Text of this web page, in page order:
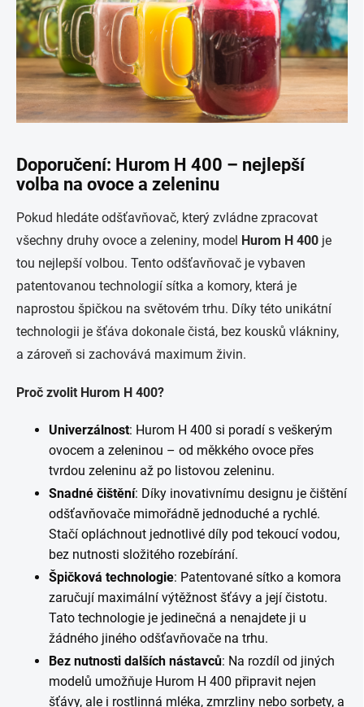
Doporučení: Hurom H 400 – nejlepší
volba na ovoce a zeleninu
Pokud hledáte odšťavňovač, který zvládne zpracovat
všechny druhy ovoce a zeleniny, model Hurom H 400 je
tou nejlepší volbou. Tento odšťavňovač je vybaven
patentovanou technologií sítka a komory, která je
naprostou špičkou na světovém trhu. Díky této unikátní
technologii je šťáva dokonale čistá, bez kousků vlákniny,
a zároveň si zachovává maximum živin.
Proč zvolit Hurom H 400?
Univerzálnost: Hurom H 400 si poradí s veškerým
ovocem a zeleninou – od měkkého ovoce přes
tvrdou zeleninu až po listovou zeleninu.
Snadné čištění: Díky inovativnímu designu je čištění
odšťavňovače mimořádně jednoduché a rychlé.
Stačí opláchnout jednotlivé díly pod tekoucí vodou,
bez nutnosti složitého rozebírání.
Špičková technologie: Patentované sítko a komora
zaručují maximální výtěžnost šťávy a její čistotu.
Tato technologie je jedinečná a nenajdete ji u
žádného jiného odšťavňovače na trhu.
Bez nutnosti dalších nástavců: Na rozdíl od jiných
modelů umožňuje Hurom H 400 připravit nejen
šťávy, ale i rostlinná mléka, zmrzliny nebo sorbety, a